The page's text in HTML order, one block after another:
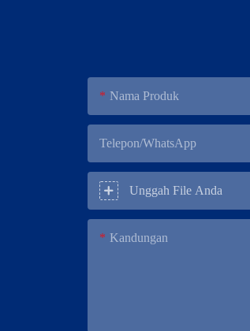
Nama Produk
Telepon/WhatsApp
Unggah File Anda
Kandungan